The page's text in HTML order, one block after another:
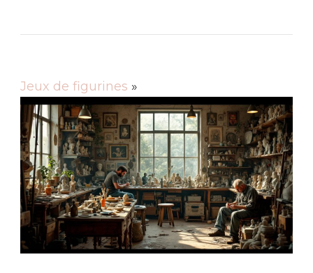
Jeux de figurines »